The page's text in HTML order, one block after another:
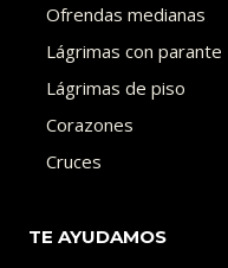
Ofrendas medianas
Lágrimas con parante
Lágrimas de piso
Corazones
Cruces
TE AYUDAMOS